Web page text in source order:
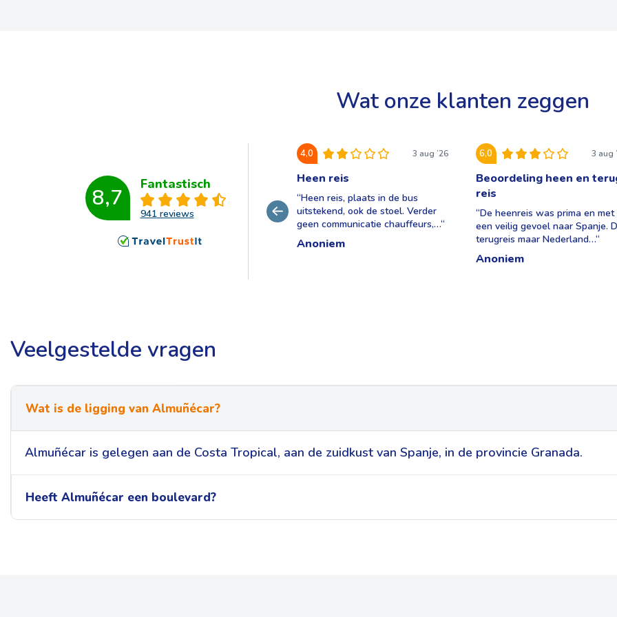
Wat onze klanten zeggen
8,7 Fantastisch
941reviews
4,0 3 aug ’26
Anoniem
“Heen reis, plaats in de bus
uitstekend, ook de stoel. Verder
geen communicatie chauffeurs,…“
Heen reis
6,0 3 aug
Anoniem
“De heenreis was prima en met
een veilig gevoel naar Spanje.
terugreis maar Nederland…“
Beoordeling heen en
reis
Veelgestelde vragen
Wat is de ligging van Almuñécar?
Almuñécar is gelegen aan de Costa Tropical, aan de zuidkust van Spanje, in de provincie Granada.
Heeft Almuñécar een boulevard?